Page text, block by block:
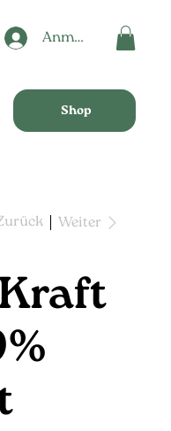
Anmelden
Shop
Weiter